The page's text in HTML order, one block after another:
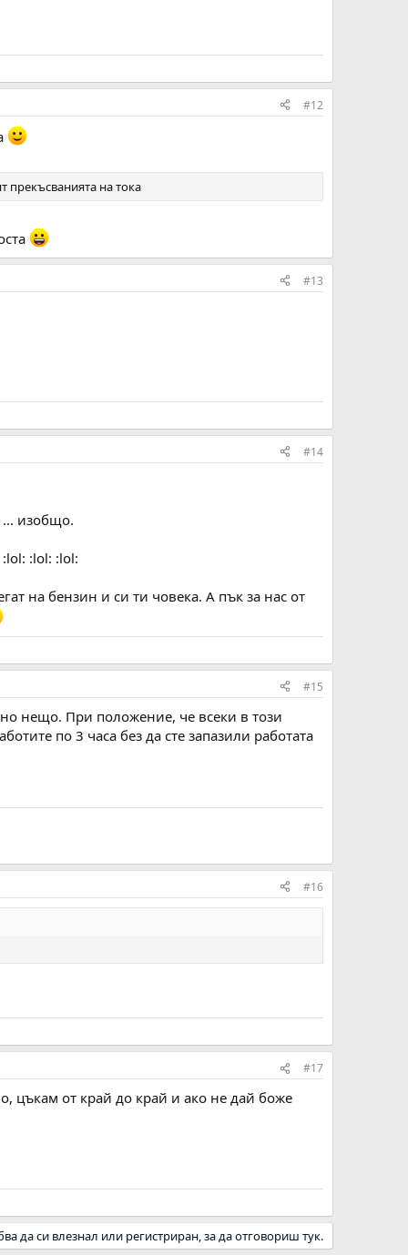
#12
прекъсванията на тока
#13
#14
... изобщо.
:lol: :lol:
на бензин и си ти човека. А пък за нас от
#15
нещо. При положение, че всеки в този
по 3 часа без да сте запазили работата
#16
#17
цъкам от край до край и ако не дай боже
да си влезнал или регистриран, за да отговориш тук.